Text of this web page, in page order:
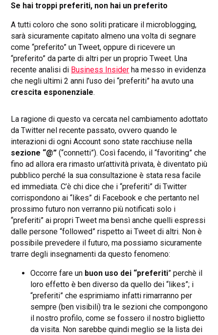
Se hai troppi preferiti, non hai un preferito
A tutti coloro che sono soliti praticare il microblogging,
sarà sicuramente capitato almeno una volta di segnare
come “preferito” un Tweet, oppure di ricevere un
“preferito” da parte di altri per un proprio Tweet. Una
recente analisi di Business Insider ha messo in evidenza
che negli ultimi 2 anni l’uso dei “preferiti” ha avuto una
crescita esponenziale.
La ragione di questo va cercata nel cambiamento adottato
da Twitter nel recente passato, ovvero quando le
interazioni di ogni Account sono state racchiuse nella
sezione “@” (“connetti”). Così facendo, il “favoriting” che
fino ad allora era rimasto un’attività privata, è diventato più
pubblico perché la sua consultazione è stata resa facile
ed immediata. C’è chi dice che i “preferiti” di Twitter
corrispondono ai “likes” di Facebook e che pertanto nel
prossimo futuro non verranno più notificati solo i
“preferiti” ai propri Tweet ma bensì anche quelli espressi
dalle persone “followed” rispetto ai Tweet di altri. Non è
possibile prevedere il futuro, ma possiamo sicuramente
trarre degli insegnamenti da questo fenomeno:
Occorre fare un buon uso dei “preferiti” perchè il
loro effetto è ben diverso da quello dei “likes”; i
“preferiti” che esprimiamo infatti rimarranno per
sempre (ben visibili) tra le sezioni che compongono
il nostro profilo, come se fossero il nostro biglietto
da visita. Non sarebbe quindi meglio se la lista dei